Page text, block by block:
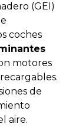
(GEI)
coches
motores
de
aire.